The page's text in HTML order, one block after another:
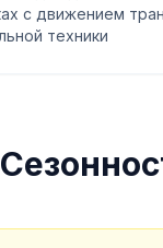
с движением
техники